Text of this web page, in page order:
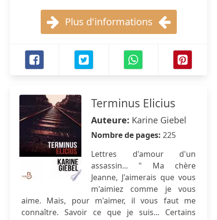
Plus d'informations
Terminus Elicius
Auteure: Karine Giebel
Nombre de pages: 225
Lettres d'amour d'un
assassin... " Ma chère
Jeanne, J'aimerais que vous
m'aimiez comme je vous
aime. Mais, pour m'aimer, il vous faut me
connaître. Savoir ce que je suis... Certains